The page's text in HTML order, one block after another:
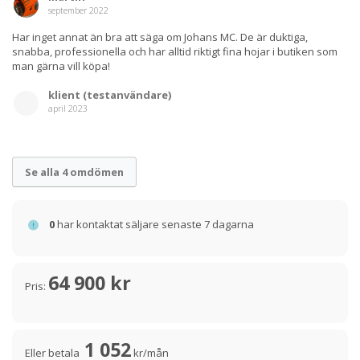
september 2022
Har inget annat än bra att säga om Johans MC. De är duktiga,
snabba, professionella och har alltid riktigt fina hojar i butiken som
man gärna vill köpa!
klient (testanvändare)
april 2023
Se alla 4 omdömen
0har kontaktat säljare senaste 7 dagarna
Pris: 64 900 kr
Eller betala 1 052kr/mån